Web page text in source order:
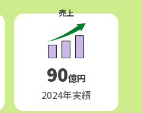
売上
90億円
2024年実績